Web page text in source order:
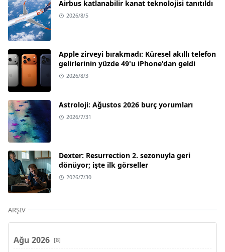
Airbus katlanabilir kanat teknolojisi tanıtıldı
2026/8/5
Apple zirveyi bırakmadı: Küresel akıllı telefon
gelirlerinin yüzde 49'u iPhone'dan geldi
2026/8/3
Astroloji: Ağustos 2026 burç yorumları
2026/7/31
Dexter: Resurrection 2. sezonuyla geri
dönüyor; işte ilk görseller
2026/7/30
ARŞIV
Ağu 2026 [8]